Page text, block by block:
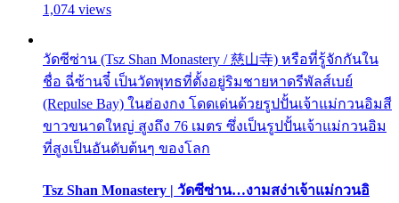
1,074 views
วัดซีซ่าน (Tsz Shan Monastery / 慈山寺) หรือที่รู้จักกันใน
ชื่อ ฉี่ซ้านจี๋ เป็นวัดพุทธที่ตั้งอยู่ริมชายหาดรีพัลส์เบย์
(Repulse Bay) ในฮ่องกง โดดเด่นด้วยรูปปั้นเจ้าแม่กวนอิมสี
ขาวขนาดใหญ่ สูงถึง 76 เมตร ซึ่งเป็นรูปปั้นเจ้าแม่กวนอิม
ที่สูงเป็นอันดับต้นๆ ของโลก
Tsz Shan Monastery | วัดซีซ่าน…งามสง่าเจ้าแม่กวนอิ